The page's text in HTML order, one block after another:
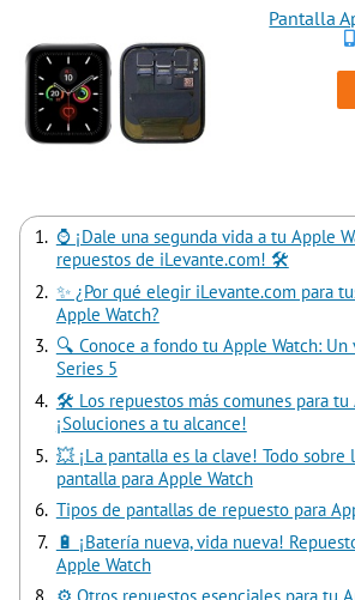
Pantalla
⌚ ¡Dale una segunda vida a tu Apple
repuestos de iLevante.com! 🛠️
✨ ¿Por qué elegir iLevante.com para
Apple Watch?
🔍 Conoce a fondo tu Apple Watch: Un
Series 5
🛠️ Los repuestos más comunes para tu
¡Soluciones a tu alcance!
💥 ¡La pantalla es la clave! Todo sobre
pantalla para Apple Watch
Tipos de pantallas de repuesto para
🔋 ¡Batería nueva, vida nueva!
Apple Watch